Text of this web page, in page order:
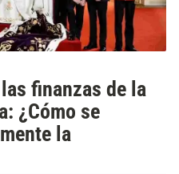
finanzas de la
¿Cómo se
la